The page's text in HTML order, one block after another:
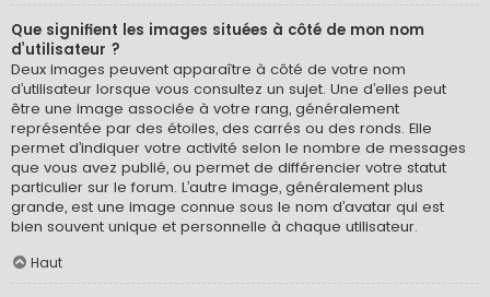
Que signifient les images situées à côté de mon nom
d’utilisateur ?
Deux images peuvent apparaître à côté de votre nom
d’utilisateur lorsque vous consultez un sujet. Une d’elles peut
être une image associée à votre rang, généralement
représentée par des étoiles, des carrés ou des ronds. Elle
permet d’indiquer votre activité selon le nombre de messages
que vous avez publié, ou permet de différencier votre statut
particulier sur le forum. L’autre image, généralement plus
grande, est une image connue sous le nom d’avatar qui est
bien souvent unique et personnelle à chaque utilisateur.
Haut